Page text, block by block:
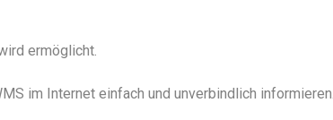
ermöglicht.
im Internet einfach und unverbindlich informieren.